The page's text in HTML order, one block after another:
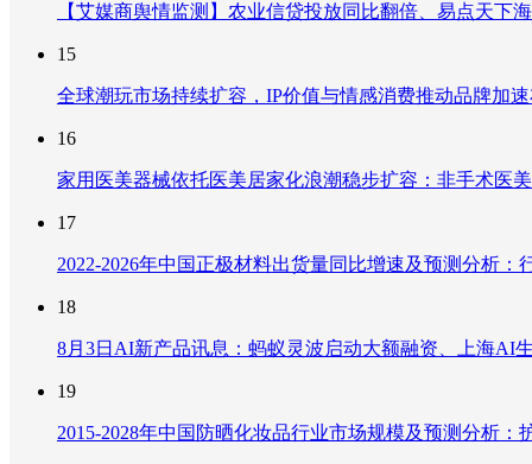
【艾媒商舆情监测】农业信贷投放同比翻倍、易点天下
15
全球潮玩市场持续扩容，IP价值与情感消费推动品牌加
16
家用医美器械依托医美居家化浪潮稳步扩容：非手术医
17
2022-2026年中国正极材料出货量同比增速及预测分析
18
8月3日AI新产品讯息：蚂蚁灵波启动大额融资、上海AI
19
2015-2028年中国防晒化妆品行业市场规模及预测分析